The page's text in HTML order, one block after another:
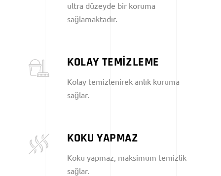
ultra düzeyde bir koruma
sağlamaktadır.
KOLAY TEMİZLEME
Kolay temizlenirek anlık kuruma
sağlar.
KOKU YAPMAZ
Koku yapmaz, maksimum temizlik
sağlar.